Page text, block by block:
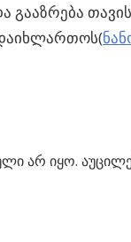
გააზრება
არ იყო.